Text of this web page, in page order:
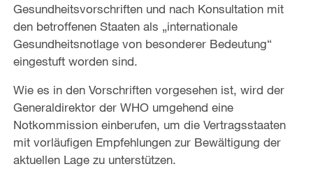
Gesundheitsvorschriften und nach Konsultation mit
den betroffenen Staaten als „internationale
Gesundheitsnotlage von besonderer Bedeutung“
eingestuft worden sind.
Wie es in den Vorschriften vorgesehen ist, wird der
Generaldirektor der WHO umgehend eine
Notkommission einberufen, um die Vertragsstaaten
mit vorläufigen Empfehlungen zur Bewältigung der
aktuellen Lage zu unterstützen.